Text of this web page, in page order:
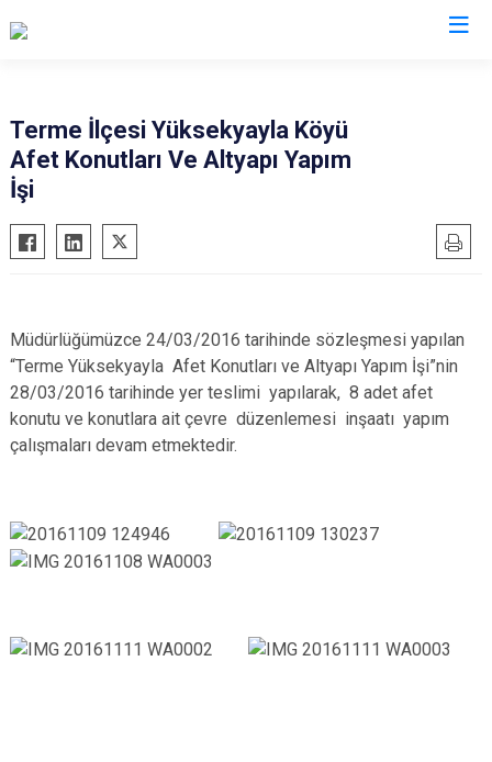
Terme İlçesi Yüksekyayla Köyü
Afet Konutları Ve Altyapı Yapım
İşi
Müdürlüğümüzce 24/03/2016 tarihinde sözleşmesi yapılan
“Terme Yüksekyayla Afet Konutları ve Altyapı Yapım İşi”nin
28/03/2016 tarihinde yer teslimi yapılarak, 8 adet afet
konutu ve konutlara ait çevre düzenlemesi inşaatı yapım
çalışmaları devam etmektedir.